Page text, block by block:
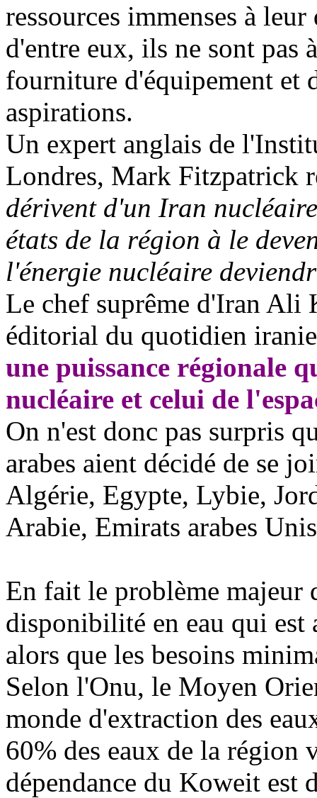
ressources immenses à
d'entre eux, ils ne sont pas
fourniture d'équipement et
aspirations.
Un expert anglais de
Londres, Mark Fitzpatrick
dérivent d'un Iran
états de la région à le
l'énergie nucléaire
Le chef suprême d'Iran Ali
éditorial du quotidien
une puissance régionale
nucléaire et celui de
On n'est donc pas surpris
arabes aient décidé de se
Algérie, Egypte, Lybie,
Arabie, Emirats arabes
En fait le problème majeur
disponibilité en eau qui
alors que les besoins
Selon l'Onu, le Moyen
monde d'extraction des
60% des eaux de la
dépendance du Koweit est